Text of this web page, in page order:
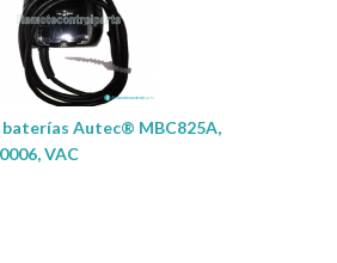
Autec® MBC825A,
VAC